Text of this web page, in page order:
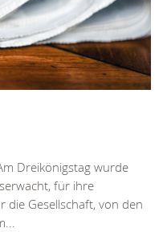
Dreikönigstag wurde
für ihre
die Gesellschaft, von den